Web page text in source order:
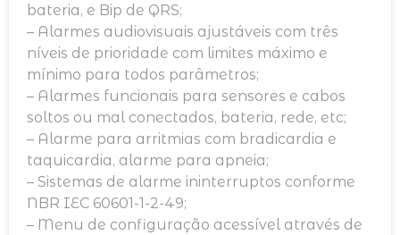
bateria, e Bip de QRS;
– Alarmes audiovisuais ajustáveis com três
níveis de prioridade com limites máximo e
mínimo para todos parâmetros;
– Alarmes funcionais para sensores e cabos
soltos ou mal conectados, bateria, rede, etc;
– Alarme para arritmias com bradicardia e
taquicardia, alarme para apneia;
– Sistemas de alarme ininterruptos conforme
NBR IEC 60601-1-2-49;
– Menu de configuração acessível através de